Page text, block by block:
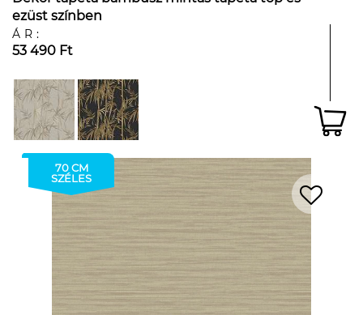
ezüst színben
ÁR:
53 490 Ft
70 CM
SZÉLES